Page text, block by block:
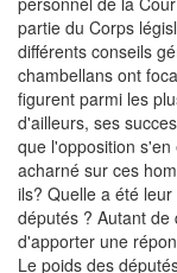
partie du Corps
différents conseils
chambellans ont
figurent parmi les
d'ailleurs, ses
que l'opposition
acharné sur ces
ils? Quelle a été
députés ? Autant de
d'apporter une
Le poids des